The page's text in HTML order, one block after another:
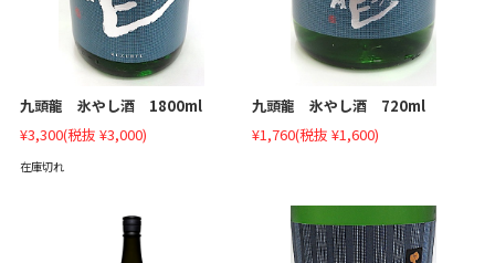
九頭龍 氷やし酒 1800ml
¥3,300(税抜 ¥3,000)
在庫切れ
九頭龍 氷やし酒 720ml
¥1,760(税抜 ¥1,600)